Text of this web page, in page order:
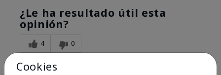
¿Le ha resultado útil esta
opinión?
4 0
Marcar esta opinión
Cookies